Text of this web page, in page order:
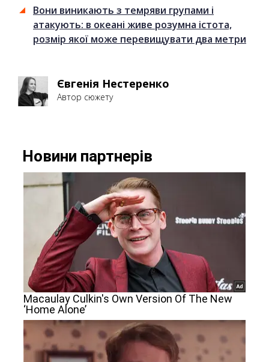
Вони виникають з темряви групами і
атакують: в океані живе розумна істота,
розмір якої може перевищувати два метри
Євгенія Нестеренко
Автор сюжету